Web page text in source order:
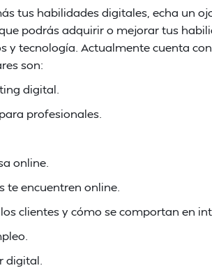
tus habilidades digitales, echa un
podrás adquirir o mejorar tus
y tecnología. Actualmente cuenta
son:
digital.
profesionales.
online.
te encuentren online.
clientes y cómo se comportan en
digital.